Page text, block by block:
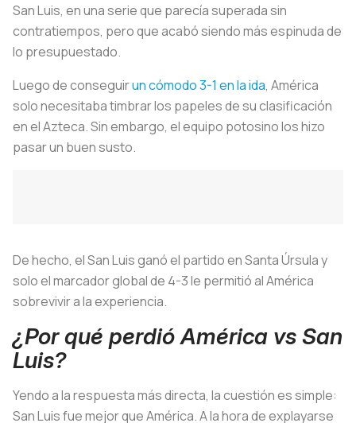
San Luis, en una serie que parecía superada sin
contratiempos, pero que acabó siendo más espinuda de
lo presupuestado.
Luego de conseguirun cómodo 3-1 en la ida, América
solo necesitaba timbrar los papeles de su clasificación
en el Azteca. Sin embargo, el equipo potosino los hizo
pasar un buen susto.
De hecho, el San Luis ganó el partido en Santa Úrsula y
solo el marcador global de 4-3 le permitió al América
sobrevivir a la experiencia.
¿Por qué perdió América vs San
Luis?
Yendo a la respuesta más directa, la cuestión es simple:
San Luis fue mejor que América. A la hora de explayarse